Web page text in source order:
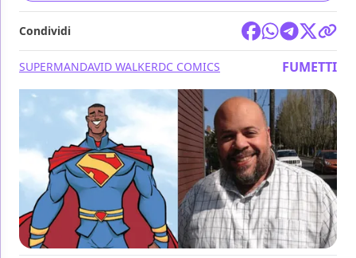
Condividi
SUPERMANDAVID WALKERDC COMICS FUMETTI